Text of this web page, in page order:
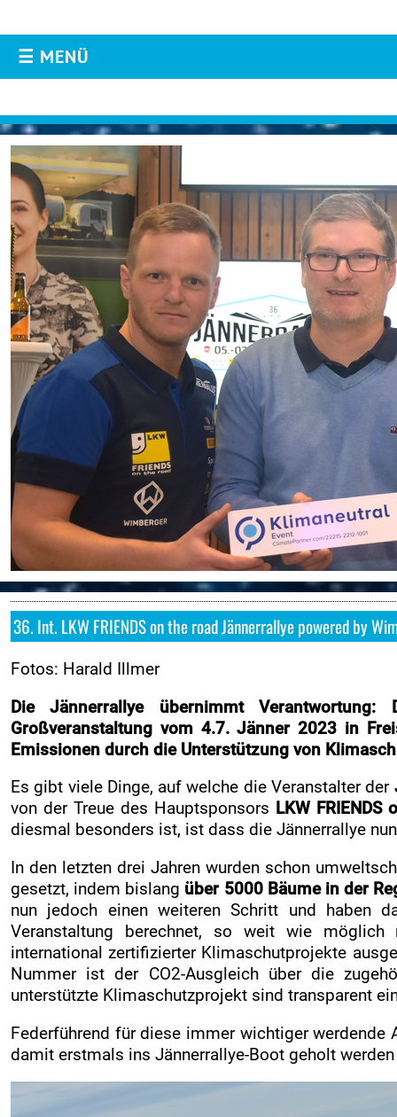
☰ MENÜ
Aktuelles
Live-Resultate
Jännerrallye APP
Livestream
Instagram
Twitter
Facebook
Fotos & Videos
TEILNEHMER
Downloads
Online-Aushang
Regional Rallye Cup
Nennung
Nennliste
Zeitplan
Streckenplan
SP Onboard Videos
Verkaufstellen
Ticket AGB
Merchandise Shop
Kontakt
ZUSEHER
Zuseherinformationen
Live-Resultate
Jännerrallye APP
Rallye-Simulator
Zeitplan
Streckenplan
SP Onboard Videos
Verkaufstellen
36. Int. LKW FRIENDS on the road Jännerrallye powered by
Fotos: Harald Illmer
Die Jännerrallye übernimmt
Großveranstaltung vom 4.7. Jänner 2023 in
Emissionen durch die Unterstützung von
Es gibt viele Dinge, auf welche die Veranstalter der
von der Treue des Hauptsponsors LKW FRIENDS
diesmal besonders ist, ist dass die Jännerrallye
In den letzten drei Jahren wurden schon
gesetzt, indem bislang über 5000 Bäume in der
nun jedoch einen weiteren Schritt und haben
Veranstaltung berechnet, so weit wie möglich
international zertifizierter Klimaschutprojekte
Nummer ist der CO2-Ausgleich über die
unterstützte Klimaschutzprojekt sind transparent
Federführend für diese immer wichtiger
damit erstmals ins Jännerrallye-Boot geholt